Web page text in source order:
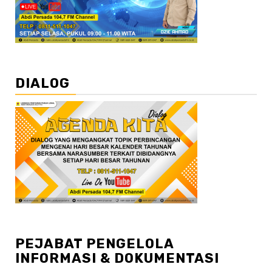
DIALOG
PEJABAT PENGELOLA
INFORMASI & DOKUMENTASI